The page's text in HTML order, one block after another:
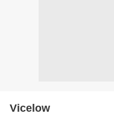
Vicelow